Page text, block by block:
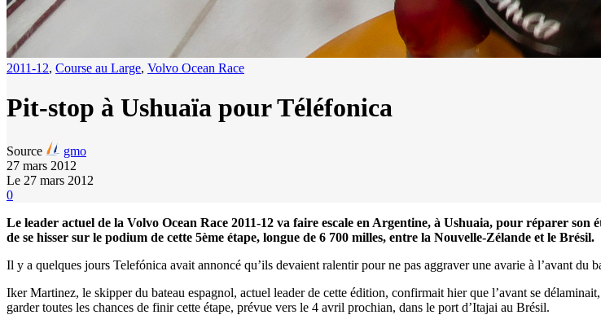
13
Records,Vitesse absolue
2011-12, Course au Large, Volvo Ocean Race
Pit-stop à Ushuaïa pour Téléfonica
Source
gmo
27 mars 2012
Le 27 mars 2012
0
Le leader actuel de la Volvo Ocean Race 2011-12 va faire escale en Argentine, à Ushuaia, pour réparer son
de se hisser sur le podium de cette 5ème étape, longue de 6 700 milles, entre la Nouvelle-Zélande et le Brésil.
Il y a quelques jours Telefónica avait annoncé qu’ils devaient ralentir pour ne pas aggraver une avarie à l’avant du
Iker Martinez, le skipper du bateau espagnol, actuel leader de cette édition, confirmait hier que l’avant se
garder toutes les chances de finir cette étape, prévue vers le 4 avril prochian, dans le port d’Itajai au Brésil.